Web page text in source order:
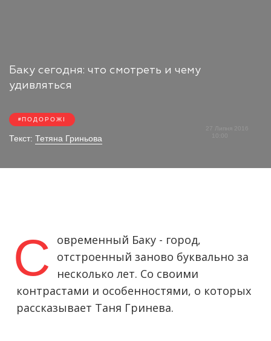
Баку сегодня: что смотреть и чему
удивляться
ПОДОРОЖІ
Текст: Тетяна Гриньова
27 Липня 2016
С
овременный Баку - город,
отстроенный заново буквально за
несколько лет. Со своими
контрастами и особенностями, о которых
рассказывает Таня Гринева.